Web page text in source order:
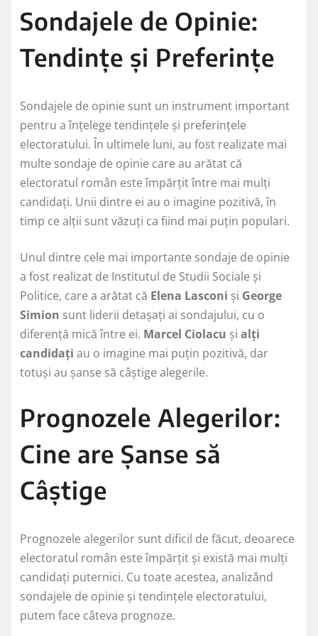
Sondajele de Opinie:
Tendințe și Preferințe
Sondajele de opinie sunt un instrument important
pentru a înțelege tendințele și preferințele
electoratului. În ultimele luni, au fost realizate mai
multe sondaje de opinie care au arătat că
electoratul român este împărțit între mai mulți
candidați. Unii dintre ei au o imagine pozitivă, în
timp ce alții sunt văzuți ca fiind mai puțin populari.
Unul dintre cele mai importante sondaje de opinie
a fost realizat de Institutul de Studii Sociale și
Politice, care a arătat că Elena Lasconi și George
Simion sunt liderii detașați ai sondajului, cu o
diferență mică între ei. Marcel Ciolacu și alți
candidați au o imagine mai puțin pozitivă, dar
totuși au șanse să câștige alegerile.
Prognozele Alegerilor:
Cine are Șanse să
Câștige
Prognozele alegerilor sunt dificil de făcut, deoarece
electoratul român este împărțit și există mai mulți
candidați puternici. Cu toate acestea, analizând
sondajele de opinie și tendințele electoratului,
putem face câteva prognoze.